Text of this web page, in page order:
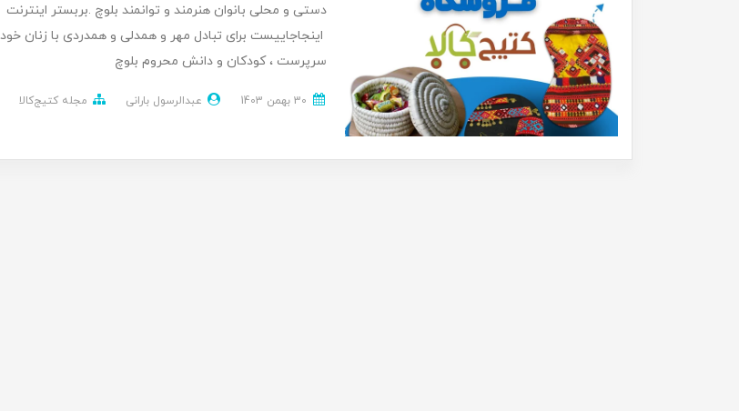
دستی و محلی بانوان هنرمند و توانمند بلوچ .بربستر اینترنت
اینجاجاییست برای تبادل مهر و همدلی و همدردی با زنان خود
سرپرست ، کودکان و دانش محروم بلوچ
عبدالرسول بارانی مجله کتیج‌کالا